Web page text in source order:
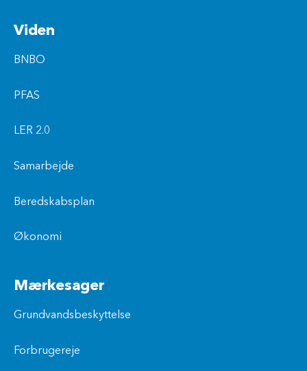
Viden
BNBO
PFAS
LER 2.0
Samarbejde
Beredskabsplan
Økonomi
Mærkesager
Grundvandsbeskyttelse
Forbrugereje